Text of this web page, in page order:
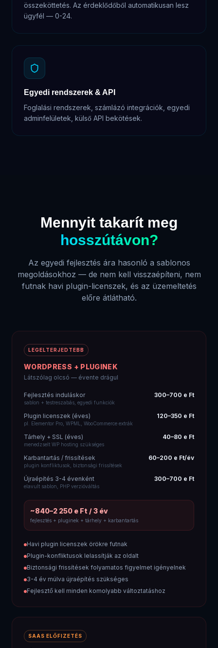
összeköttetés. Az érdeklődőből automatikusan lesz
ügyfél — 0-24.
Egyedi rendszerek & API
Foglalási rendszerek, számlázó integrációk, egyedi
adminfelületek, külső API bekötések.
Mennyit takarít meg
hosszútávon?
Az egyedi fejlesztés ára hasonló a sablonos
megoldásokhoz — de nem kell visszaépíteni, nem
futnak havi plugin-licenszek, és az üzemeltetés
előre átlátható.
LEGELTERJEDTEBB
WORDPRESS + PLUGINEK
Látszólag olcsó — évente drágul
Fejlesztés induláskor 300–700 e Ft
sablon + testreszabás, egyedi funkciók
Plugin licenszek (éves) 120–350 e Ft
pl. Elementor Pro, WPML, WooCommerce extrák
Tárhely + SSL (éves) 40–80 e Ft
menedzselt WP hosting szükséges
Karbantartás / frissítések 60–200 e Ft/év
plugin konfliktusok, biztonsági frissítések
Újraépítés 3-4 évenként 300–700 e Ft
elavult sablon, PHP verzióváltás
~840–2 250 e Ft / 3 év
fejlesztés + pluginek + tárhely + karbantartás
Havi plugin licenszek örökre futnak
Plugin-konfliktusok lelassítják az oldalt
Biztonsági frissítések folyamatos figyelmet igényelnek
3-4 év múlva újraépítés szükséges
Fejlesztő kell minden komolyabb változtatáshoz
SAAS ELŐFIZETÉS